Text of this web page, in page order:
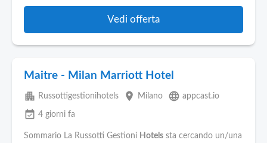
Vedi offerta
Maitre - Milan Marriott Hotel
apartment Russottigestionihotels place Milano language appcast.io
event_available 4 giorni fa
Sommario La Russotti Gestioni Hotels sta cercando un/una